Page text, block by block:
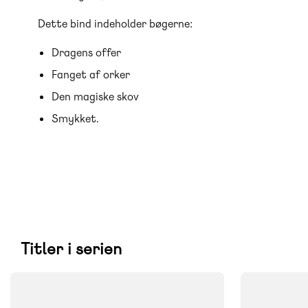
Dette bind indeholder bøgerne:
Dragens offer
Fanget af orker
Den magiske skov
Smykket.
Titler i serien